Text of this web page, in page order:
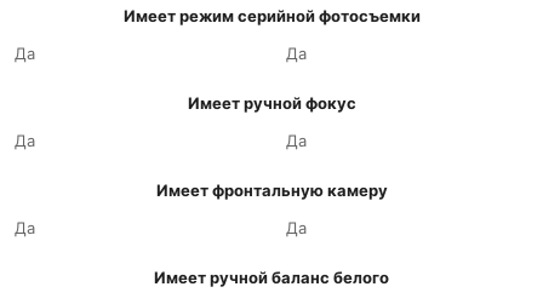
Имеет режим серийной фотосъемки
Да
Да
Имеет ручной фокус
Да
Да
Имеет фронтальную камеру
Да
Да
Имеет ручной баланс белого